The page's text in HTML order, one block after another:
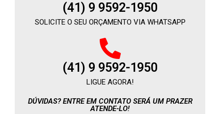
(41) 9 9592-1950
SOLICITE O SEU ORÇAMENTO VIA WHATSAPP
(41) 9 9592-1950
LIGUE AGORA!
DÚVIDAS? ENTRE EM CONTATO SERÁ UM PRAZER
ATENDE-LO!